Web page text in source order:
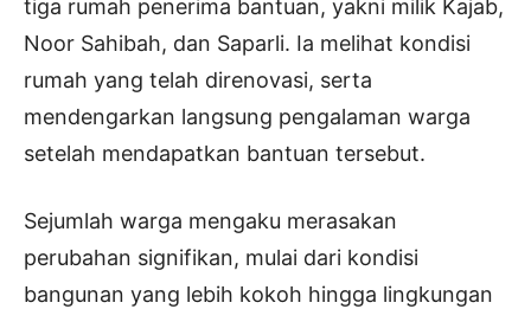
tiga rumah penerima bantuan, yakni milik Kajab,
Noor Sahibah, dan Saparli. Ia melihat kondisi
rumah yang telah direnovasi, serta
mendengarkan langsung pengalaman warga
setelah mendapatkan bantuan tersebut.
Sejumlah warga mengaku merasakan
perubahan signifikan, mulai dari kondisi
bangunan yang lebih kokoh hingga lingkungan